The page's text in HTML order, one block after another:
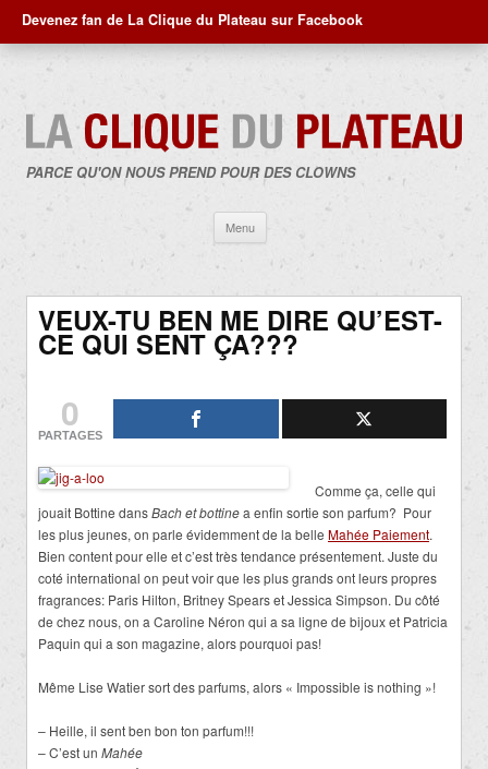
Devenez fan de La Clique du Plateau sur Facebook
PARCE QU'ON NOUS PREND POUR DES CLOWNS
Menu
contenu
VEUX-TU BEN ME DIRE QU’EST-
CE QUI SENT ÇA???
0
PARTAGES
Comme ça, celle qui
jouait Bottine dansBach et bottinea enfin sortie son parfum? Pour
les plus jeunes, on parle évidemment de la belle Mahée Paiement.
Bien content pour elle et c’est très tendance présentement. Juste du
coté international on peut voir que les plus grands ont leurs propres
fragrances: Paris Hilton, Britney Spears et Jessica Simpson. Du côté
de chez nous, on a Caroline Néron qui a sa ligne de bijoux et Patricia
Paquin qui a son magazine, alors pourquoi pas!
Même Lise Watier sort des parfums, alors « Impossible is nothing »!
– Heille, il sent ben bon ton parfum!!!
– C’est un Mahée